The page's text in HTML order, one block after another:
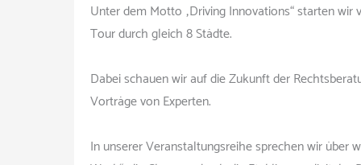
Unter dem Motto „Driving Innovations“ starten
Tour durch gleich 8 Städte.
Dabei schauen wir auf die Zukunft der
Vorträge von Experten.
In unserer Veranstaltungsreihe sprechen wir über